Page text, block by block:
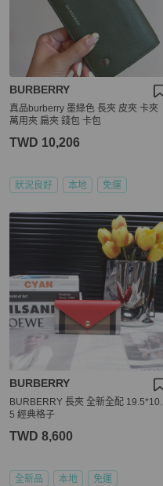
BURBERRY
真品burberry 墨綠色 長夾 皮夾 卡夾
萬用夾 扁夾 錢包 卡包
TWD 10,206
狀況良好 本地 免運
BURBERRY
BURBERRY 長夾 全新全配 19.5*10.
5 經典格子
TWD 8,600
全新品 本地 免運